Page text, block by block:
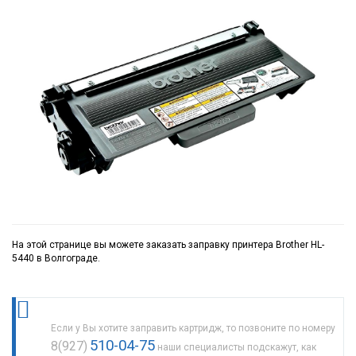
На этой странице вы можете заказать заправку принтера Brother HL-
5440 в Волгограде.
Если у Вы хотите заправить картридж, то позвоните по номеру
8(927) 510-04-75 наши специалисты подскажут, как